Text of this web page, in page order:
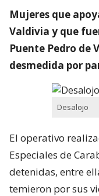
Mujeres que
Valdivia y que
Puente Pedro de
desmedida por
Desalojo
El operativo
Especiales de
detenidas, entre
temieron por sus